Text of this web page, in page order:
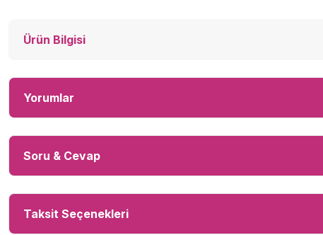
Ürün Bilgisi
Yorumlar
Soru & Cevap
Taksit Seçenekleri